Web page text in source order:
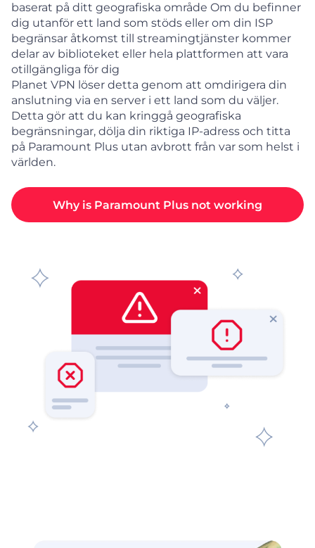
baserat på ditt geografiska område Om du befinner
dig utanför ett land som stöds eller om din ISP
begränsar åtkomst till streamingtjänster kommer
delar av biblioteket eller hela plattformen att vara
otillgängliga för dig
Planet VPN löser detta genom att omdirigera din
anslutning via en server i ett land som du väljer.
Detta gör att du kan kringgå geografiska
begränsningar, dölja din riktiga IP-adress och titta
på Paramount Plus utan avbrott från var som helst i
världen.
Why is Paramount Plus not working